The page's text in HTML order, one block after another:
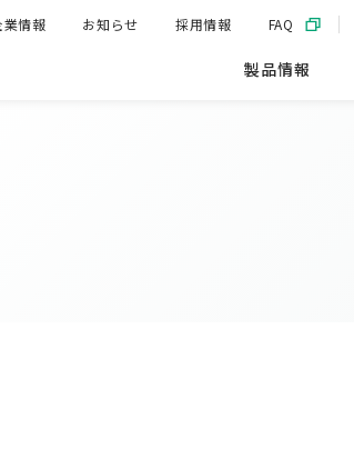
製品情報
業情報 お知らせ 採用情報 FAQ